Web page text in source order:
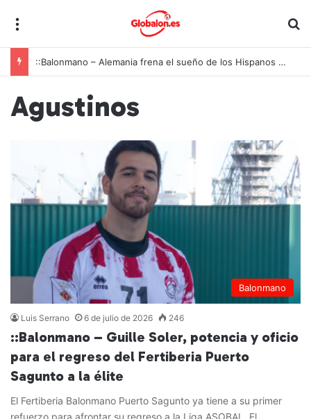
::Balonmano – Alemania frena el sueño de los Hispanos Juveniles, que lucharán ahora por el bronce europeo
Agustinos
Balonmano
Luis Serrano 6 de julio de 2026 246
::Balonmano – Guille Soler, potencia y oficio
para el regreso del Fertiberia Puerto
Sagunto a la élite
El Fertiberia Balonmano Puerto Sagunto ya tiene a su primer